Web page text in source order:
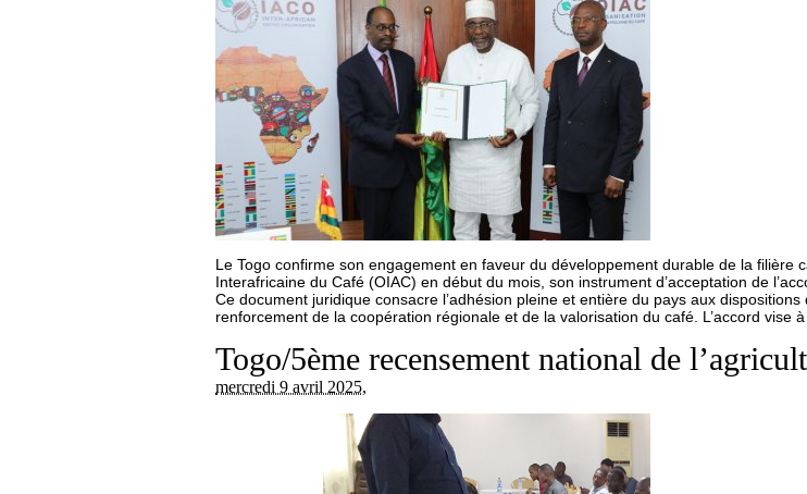
Le Togo confirme son engagement en faveur du développement durable de la filière
Interafricaine du Café (OIAC) en début du mois, son instrument d’acceptation de
Ce document juridique consacre l’adhésion pleine et entière du pays aux
renforcement de la coopération régionale et de la valorisation du café. L’accord vise
Togo/5ème recensement national de
mercredi 9 avril 2025,